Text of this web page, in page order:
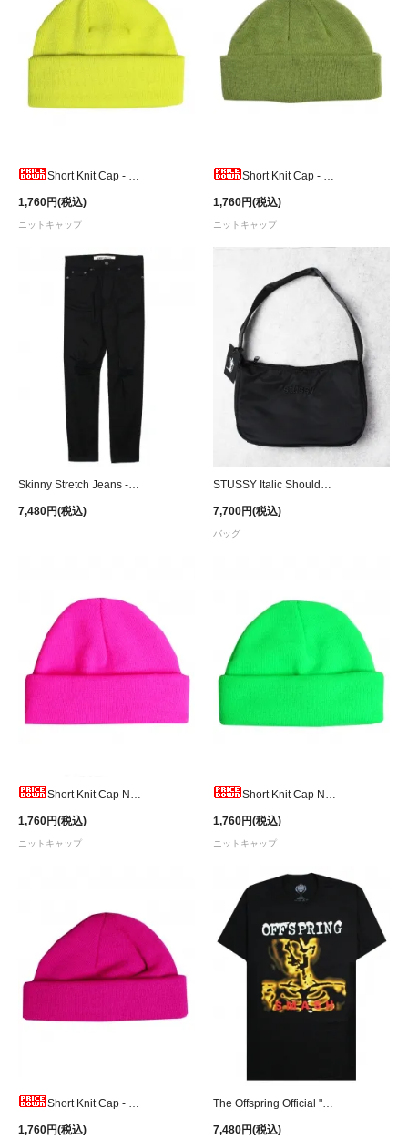
Short Knit Cap - Lime
1,760円(税込)
ニットキャップ
Short Knit Cap - Olive
1,760円(税込)
ニットキャップ
7,480円(税込) 7,700円(税込)
バッグ
Short Knit Cap Neon Pink
1,760円(税込)
ニットキャップ
Short Knit Cap Neon Green
1,760円(税込)
ニットキャップ
Short Knit Cap - Hot Pink
1,760円(税込) 7,480円(税込)